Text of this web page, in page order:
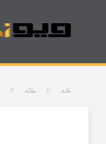
خانه مقاله